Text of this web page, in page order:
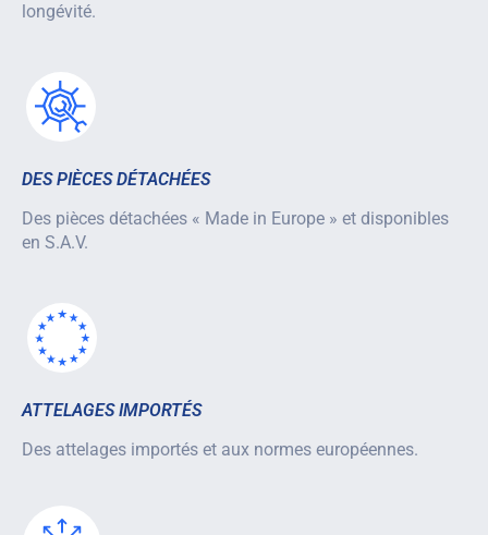
longévité.
DES PIÈCES DÉTACHÉES
Des pièces détachées « Made in Europe » et disponibles
en S.A.V.
ATTELAGES IMPORTÉS
Des attelages importés et aux normes européennes.